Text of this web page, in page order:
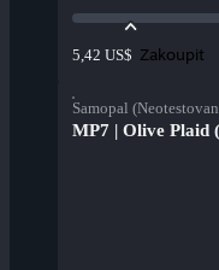
5,42 US$ Zakoupit
Samopal
MP7 | Olive Plaid